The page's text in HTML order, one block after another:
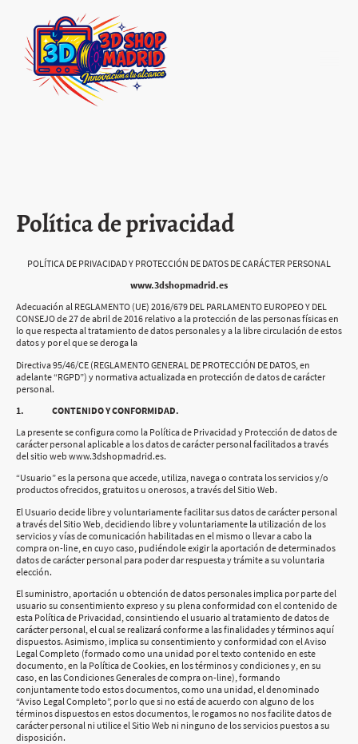
Política de privacidad
POLÍTICA DE PRIVACIDAD Y PROTECCIÓN DE DATOS DE CARÁCTER PERSONAL
www.3dshopmadrid.es
Adecuación al REGLAMENTO (UE) 2016/679 DEL PARLAMENTO EUROPEO Y DEL
CONSEJO de 27 de abril de 2016 relativo a la protección de las personas físicas en
lo que respecta al tratamiento de datos personales y a la libre circulación de estos
datos y por el que se deroga la
Directiva 95/46/CE (REGLAMENTO GENERAL DE PROTECCIÓN DE DATOS, en
adelante “RGPD”) y normativa actualizada en protección de datos de carácter
personal.
1. CONTENIDO Y CONFORMIDAD.
La presente se configura como la Política de Privacidad y Protección de datos de
carácter personal aplicable a los datos de carácter personal facilitados a través
del sitio web www.3dshopmadrid.es.
“Usuario” es la persona que accede, utiliza, navega o contrata los servicios y/o
productos ofrecidos, gratuitos u onerosos, a través del Sitio Web.
El Usuario decide libre y voluntariamente facilitar sus datos de carácter personal
a través del Sitio Web, decidiendo libre y voluntariamente la utilización de los
servicios y vías de comunicación habilitadas en el mismo o llevar a cabo la
compra on-line, en cuyo caso, pudiéndole exigir la aportación de determinados
datos de carácter personal para poder dar respuesta y trámite a su voluntaria
elección.
El suministro, aportación u obtención de datos personales implica por parte del
usuario su consentimiento expreso y su plena conformidad con el contenido de
esta Política de Privacidad, consintiendo el usuario al tratamiento de datos de
carácter personal, el cual se realizará conforme a las finalidades y términos aquí
dispuestos. Asimismo, implica su consentimiento y conformidad con el Aviso
Legal Completo (formado como una unidad por el texto contenido en este
documento, en la Política de Cookies, en los términos y condiciones y, en su
caso, en las Condiciones Generales de compra on-line), formando
conjuntamente todo estos documentos, como una unidad, el denominado
“Aviso Legal Completo”, por lo que si no está de acuerdo con alguno de los
términos dispuestos en estos documentos, le rogamos no nos facilite datos de
carácter personal ni utilice el Sitio Web ni ninguno de los servicios puestos a su
disposición.